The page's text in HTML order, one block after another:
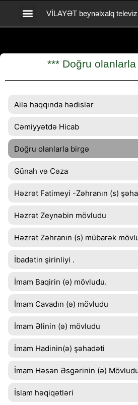
VİLAYƏT beynəlxalq
*** Doğru
Ailə haqqında hədislər
Cəmiyyətdə Hicab
Doğru olanlarla birgə
Günah və Cəza
Həzrət Fatimeyi -Zəhranın (s)
Həzrət Zeynəbin mövludu
Həzrət Zəhranın (s) mübarək
İbadətin şirinliyi .
İmam Baqirin (ə) mövludu.
İmam Cavadın (ə) mövludu
İmam Əlinin (ə) mövludu
İmam Hadinin(ə) şəhadəti
İmam Həsən Əsgərinin (ə)
İslam həqiqətləri